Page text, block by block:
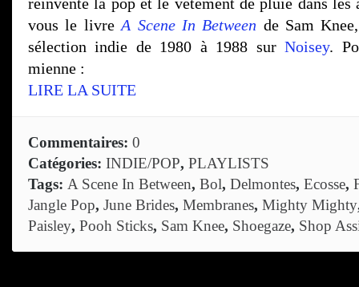
vous le livreA Scene In Between de Sam
sélection indie de 1980 à 1988 surNoisey.
mienne :
LIRE LA SUITE
Commentaires: 0
Catégories: INDIE/POP, PLAYLISTS
Tags: A Scene In Between, Bol, Delmontes, Ecosse,
Jangle Pop, June Brides, Membranes, Mighty Mighty
Paisley, Pooh Sticks, Sam Knee, Shoegaze, Shop